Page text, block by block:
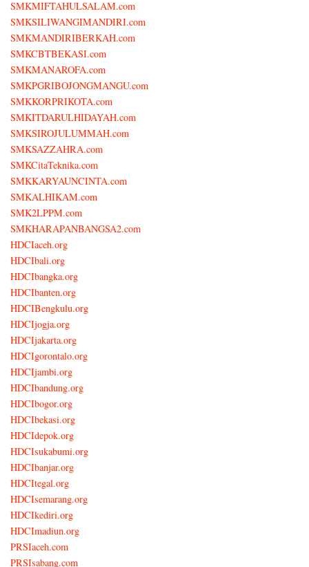
SMKMIFTAHULSALAM.com
SMKSILIWANGIMANDIRI.com
SMKMANDIRIBERKAH.com
SMKCBTBEKASI.com
SMKMANAROFA.com
SMKPGRIBOJONGMANGU.com
SMKKORPRIKOTA.com
SMKITDARULHIDAYAH.com
SMKSIROJULUMMAH.com
SMKSAZZAHRA.com
SMKCitaTeknika.com
SMKKARYAUNCINTA.com
SMKALHIKAM.com
SMK2LPPM.com
SMKHARAPANBANGSA2.com
HDCIaceh.org
HDCIbali.org
HDCIbangka.org
HDCIbanten.org
HDCIBengkulu.org
HDCIjogja.org
HDCIjakarta.org
HDCIgorontalo.org
HDCIjambi.org
HDCIbandung.org
HDCIbogor.org
HDCIbekasi.org
HDCIdepok.org
HDCIsukabumi.org
HDCIbanjar.org
HDCItegal.org
HDCIsemarang.org
HDCIkediri.org
HDCImadiun.org
PRSIaceh.com
PRSIsabang.com